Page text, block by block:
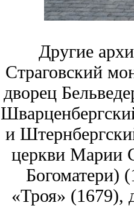
Другие
Страговский
дворец
и
церкви Марии
Богоматери)
«Троя» (1679),